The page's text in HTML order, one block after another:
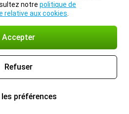
notre politique de
relative aux cookies
Accepter
Refuser
les préférences